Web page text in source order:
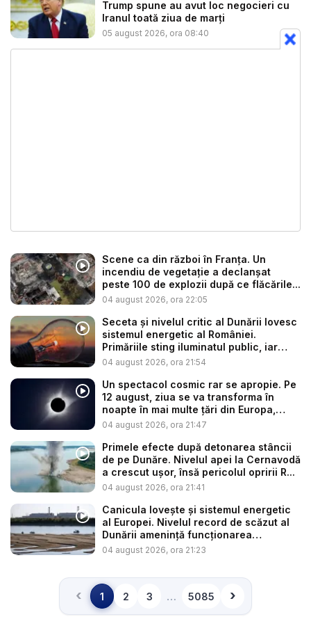
Trump spune au avut loc negocieri cu
Iranul toată ziua de marți
05 august 2026, ora 08:40
Scene ca din război în Franța. Un
incendiu de vegetație a declanșat
peste 100 de explozii după ce flăcările...
04 august 2026, ora 22:05
Seceta și nivelul critic al Dunării lovesc
sistemul energetic al României.
Primăriile sting iluminatul public, iar
co...
04 august 2026, ora 21:54
Un spectacol cosmic rar se apropie. Pe
12 august, ziua se va transforma în
noapte în mai multe țări din Europa,
oda...
04 august 2026, ora 21:47
Primele efecte după detonarea stâncii
de pe Dunăre. Nivelul apei la Cernavodă
a crescut ușor, însă pericolul opririi R...
04 august 2026, ora 21:41
Canicula lovește și sistemul energetic
al Europei. Nivelul record de scăzut al
Dunării amenință funcționarea
centrale...
04 august 2026, ora 21:23
‹Înapoi
1 2 3 … 5085 Înainte
›